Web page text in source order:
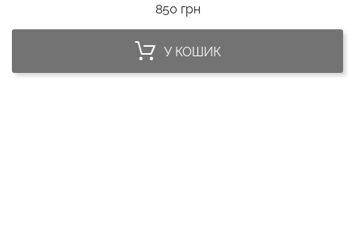
850 грнЦіна
У КОШИК